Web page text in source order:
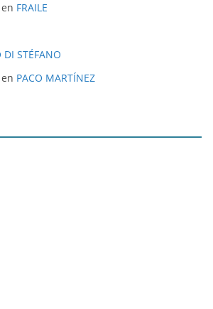
en FRAILE
DI STÉFANO
en PACO MARTÍNEZ